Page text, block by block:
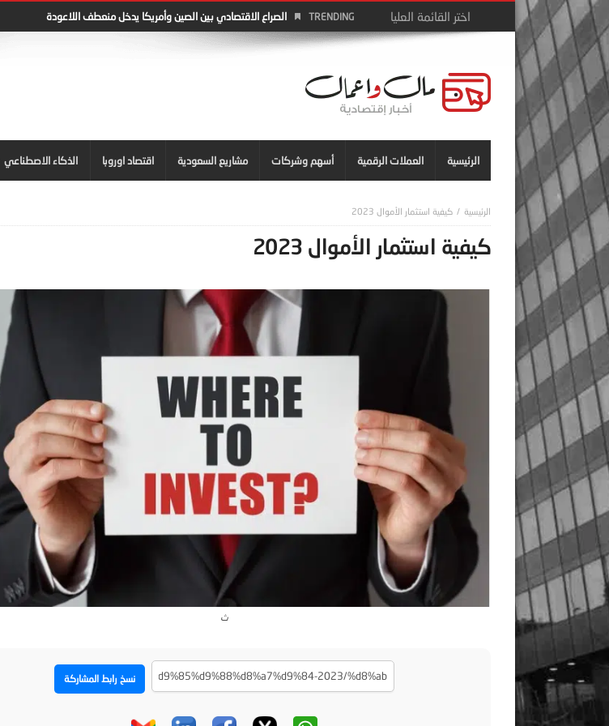
TRENDING الصراع الاقتصادي بين الصين وأمريكا يدخل منعطف اللاعودة
الرئيسية العملات الرقمية أسهم وشركات مشاريع السعودية اقتصاد اوروبا الذكاء الاصطناعي
كيفية استثمار الأموال 2023
كيفية استثمار الأموال 2023
ث
نسخ رابط المشاركة